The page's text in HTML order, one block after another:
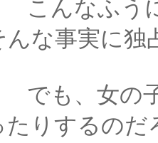
に、君の
な事実に独
子が産ま
たりするの